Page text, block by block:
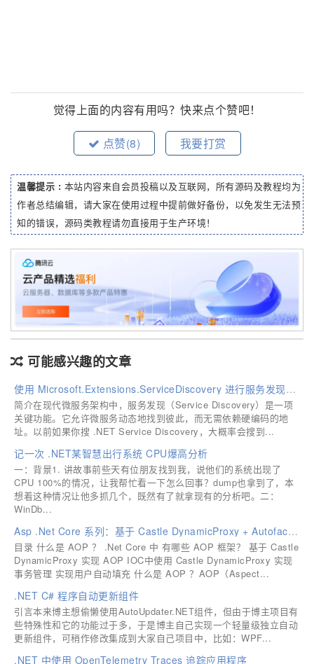
觉得上面的内容有用吗？快来点个赞吧！
点赞(8) 我要打赏
温馨提示 : 本站内容来自会员投稿以及互联网，所有源码及教程均为
作者总结编辑，请大家在使用过程中提前做好备份，以免发生无法预
知的错误，源码类教程请勿直接用于生产环境！
可能感兴趣的文章
使用 Microsoft.Extensions.ServiceDiscovery 进行服务发现并调用
简介在现代微服务架构中，服务发现（Service Discovery）是一项
关键功能。它允许微服务动态地找到彼此，而无需依赖硬编码的地
址。以前如果你搜 .NET Service Discovery，大概率会搜到...
记一次 .NET某智慧出行系统 CPU爆高分析
一：背景1. 讲故事前些天有位朋友找到我，说他们的系统出现了
CPU 100%的情况，让我帮忙看一下怎么回事？dump也拿到了，本
想着这种情况让他多抓几个，既然有了就拿现有的分析吧。二：
WinDb...
Asp .Net Core 系列：基于 Castle DynamicProxy + Autofac 实践 AOP 以及实现事务、用户填充功能
目录 什么是 AOP ？ .Net Core 中 有哪些 AOP 框架？ 基于 Castle
DynamicProxy 实现 AOP IOC中使用 Castle DynamicProxy 实现
事务管理 实现用户自动填充 什么是 AOP ？AOP（Aspect...
.NET C# 程序自动更新组件
引言本来博主想偷懒使用AutoUpdater.NET组件，但由于博主项目有
些特殊性和它的功能过于多，于是博主自己实现一个轻量级独立自动
更新组件，可稍作修改集成到大家自己项目中，比如：WPF...
.NET 中使用 OpenTelemetry Traces 追踪应用程序